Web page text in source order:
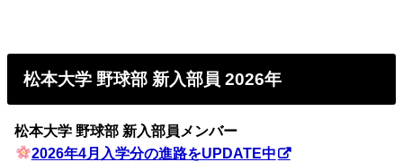
松本大学 野球部 新入部員 2026年
松本大学 野球部 新入部員メンバー
2026年4月入学分の進路をUPDATE中